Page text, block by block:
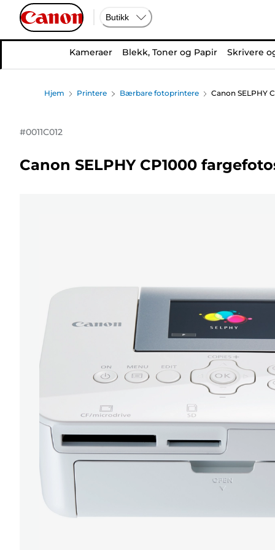
Butikk
Kameraer Blekk, Toner og Papir Skrivere
Hjem Printere Bærbare fotoprintere Canon SELPHY
#0011C012
Canon SELPHY CP1000